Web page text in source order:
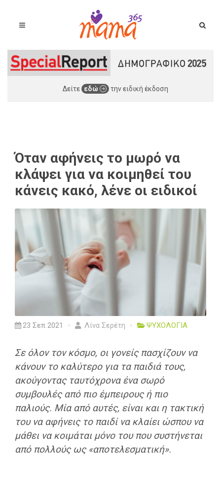
Δείτε εδώ την ειδική έκδοση
Όταν αφήνεις το μωρό να
κλάψει για να κοιμηθεί του
κάνεις κακό, λένε οι ειδικοί
23 Σεπ 2021 Λίνα Σερέτη ΨΥΧΟΛΟΓΙΑ
Σε όλον τον κόσμο, οι γονείς πασχίζουν να
κάνουν το καλύτερο για τα παιδιά τους,
ακούγοντας ταυτόχρονα ένα σωρό
συμβουλές από πιο έμπειρους ή πιο
παλιούς. Μία από αυτές, είναι και η τακτική
του να αφήνεις το παιδί να κλαίει ώσπου να
μάθει να κοιμάται μόνο του που συστήνεται
από πολλούς ως «αποτελεσματική».